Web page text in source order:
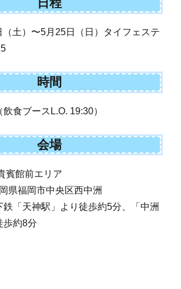
日程
土）〜5月25日（日）タイフェステ
時間
食ブースL.O. 19:30）
会場
賓館前エリア
県福岡市中央区西中洲
鉄「天神駅」より徒歩約5分、「中洲
歩約8分